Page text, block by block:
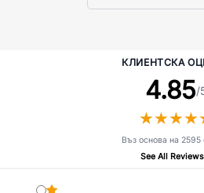
КЛИЕНТСКА
4.85/
★★★★
★★★★
Въз основа на 2595
See All Reviews